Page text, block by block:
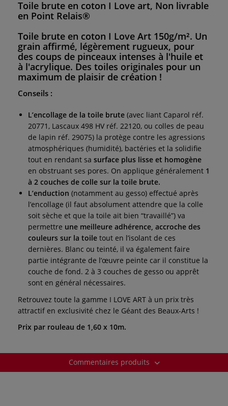
Toile brute en coton I Love art, Non livrable
en Point Relais®
Toile brute en coton I Love Art 150g/m². Un
grain affirmé, légèrement rugueux, pour
des coups de pinceaux intenses à l'huile et
à l'acrylique. Des toiles originales pour un
maximum de plaisir de création !
Conseils :
L’encollage de la toile brute (avec liant Caparol réf.
20771, Lascaux 498 HV réf. 22120, ou colles de peau
de lapin réf. 29075) la protège contre les agressions
atmosphériques (humidité), bactéries et la solidifie
tout en rendant sa surface plus lisse et homogène
en obstruant ses pores. On applique généralement 1
à 2 couches de colle sur la toile brute.
L’enduction (notamment au gesso) effectué après
l’encollage (il faut absolument attendre que la colle
soit sèche et que la toile ait bien “travaillé”) va
permettre une meilleure adhérence, accroche des
couleurs sur la toile tout en l’isolant de ces
dernières. Blanc ou teinté, il va également faire
partie intégrante de l’œuvre peinte car il constitue la
couche de fond. 2 à 3 couches de gesso ou apprêt
sont en général nécessaires.
Retrouvez toute la gamme I LOVE ART à un prix très
attractif en exclusivité chez le Géant des Beaux-Arts !
Prix par rouleau de 1,60 x 10m.
Commentaires produits